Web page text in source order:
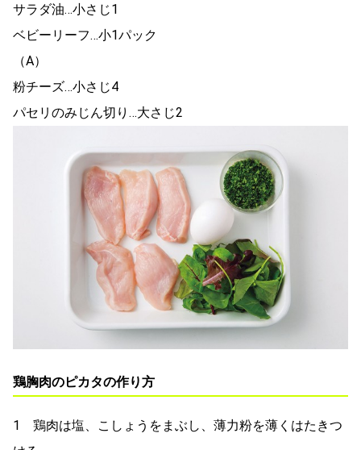
サラダ油…小さじ1
ベビーリーフ…小1パック
（A）
粉チーズ…小さじ4
パセリのみじん切り…大さじ2
鶏胸肉のピカタの作り方
1 鶏肉は塩、こしょうをまぶし、薄力粉を薄くはたきつ